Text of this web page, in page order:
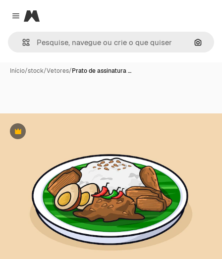
Close menu
Magnific
Início/stock/Vetores/Prato de assinatura …
Premium